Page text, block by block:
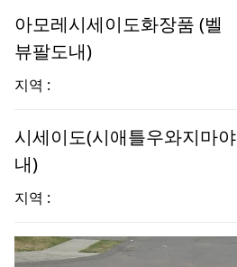
아모레시세이도화장품 (벨
뷰팔도내)
지역 :
시세이도(시애틀우와지마야
내)
지역 :